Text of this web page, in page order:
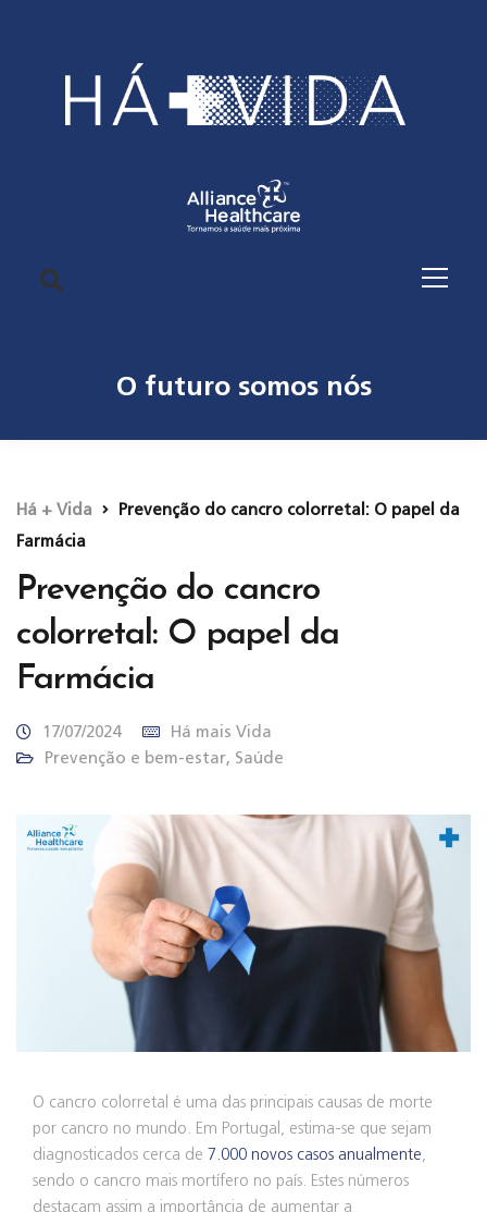
O futuro somos nós
Há + Vida
Prevenção do cancro colorretal: O papel da
Farmácia
Prevenção do cancro
colorretal: O papel da
Farmácia
17/07/2024
Há mais Vida
Prevenção e bem-estar, Saúde
O cancro colorretal é uma das principais causas de morte
por cancro no mundo. Em Portugal, estima-se que sejam
diagnosticados cerca de 7.000 novos casos anualmente,
sendo o cancro mais mortífero no país. Estes números
destacam assim a importância de aumentar a